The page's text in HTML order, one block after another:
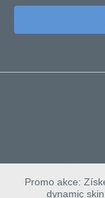
Promo akce:
dynamic